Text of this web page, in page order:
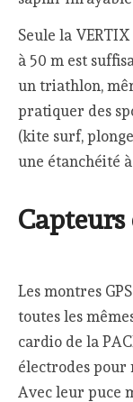
Seule la
à 50 m est
un triathlon,
pratiquer des
(kite surf,
une étanchéité
Les montres
toutes les
cardio de la
électrodes
Avec leur puce